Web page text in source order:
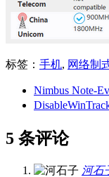
标签： 手机, 网络制
Nimbus Note-
5 条评论
河石